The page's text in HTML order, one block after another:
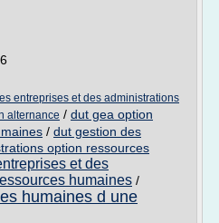
entreprises et des administrations
alternance / dut gea option
/ dut gestion des
option ressources
et des
humaines /
humaines d une